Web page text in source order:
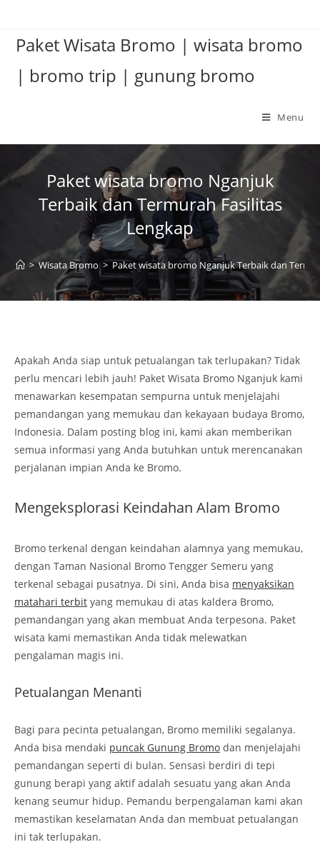
Paket Wisata Bromo | wisata bromo
| bromo trip | gunung bromo
Menu
Paket wisata bromo Nganjuk
Terbaik dan Termurah Fasilitas
Lengkap
> Wisata Bromo > Paket wisata bromo Nganjuk Terbaik dan
Apakah Anda siap untuk petualangan tak terlupakan? Tidak
perlu mencari lebih jauh! Paket Wisata Bromo Nganjuk kami
menawarkan kesempatan sempurna untuk menjelajahi
pemandangan yang memukau dan kekayaan budaya Bromo,
Indonesia. Dalam posting blog ini, kami akan memberikan
semua informasi yang Anda butuhkan untuk merencanakan
perjalanan impian Anda ke Bromo.
Mengeksplorasi Keindahan Alam Bromo
Bromo terkenal dengan keindahan alamnya yang memukau,
dengan Taman Nasional Bromo Tengger Semeru yang
terkenal sebagai pusatnya. Di sini, Anda bisa menyaksikan
matahari terbit yang memukau di atas kaldera Bromo,
pemandangan yang akan membuat Anda terpesona. Paket
wisata kami memastikan Anda tidak melewatkan
pengalaman magis ini.
Petualangan Menanti
Bagi para pecinta petualangan, Bromo memiliki segalanya.
Anda bisa mendaki puncak Gunung Bromo dan menjelajahi
pemandangan seperti di bulan. Sensasi berdiri di tepi
gunung berapi yang aktif adalah sesuatu yang akan Anda
kenang seumur hidup. Pemandu berpengalaman kami akan
memastikan keselamatan Anda dan membuat petualangan
ini tak terlupakan.